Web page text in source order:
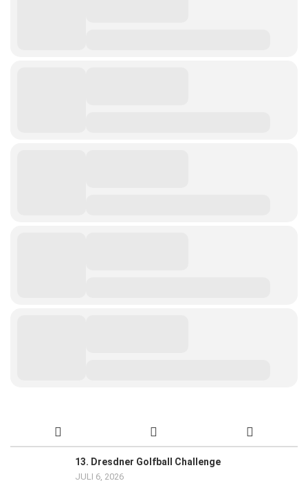
13. Dresdner Golfball Challenge
JULI 6, 2026